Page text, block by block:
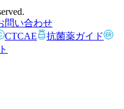
問い合わせ
CTCAE
抗菌薬ガイド